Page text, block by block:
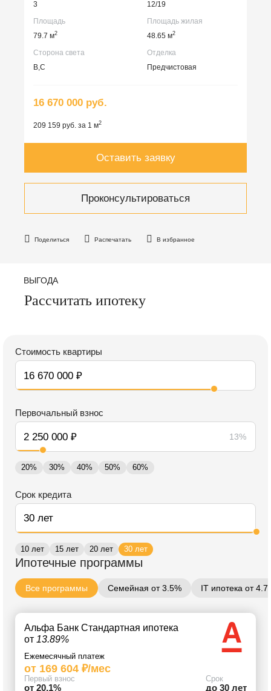
Поделиться Распечатать В избранное
3
12/19
Площадь
79.7 м2
Площадь жилая
48.65 м2
Сторона света
В,С
Отделка
Предчистовая
16 670 000 руб.
209 159 руб. за 1 м2
Оставить заявку
Проконсультироваться
ВЫГОДА
Рассчитать ипотеку
Стоимость квартиры
Первочальный взнос
13%
20% 30% 40% 50% 60%
Срок кредита
10 лет 15 лет 20 лет 30 лет
Ипотечные программы
Все программы Семейная от 3.5% IT ипотека от
Альфа Банк Стандартная ипотека
от 13.89%
Ежемесячный платеж
от 169 604 ₽/мес
Первый взнос
от 20.1%
Срок
до 30 лет